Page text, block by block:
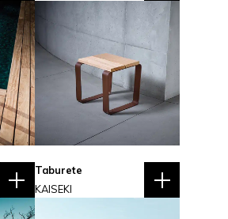
Taburete
KAISEKI